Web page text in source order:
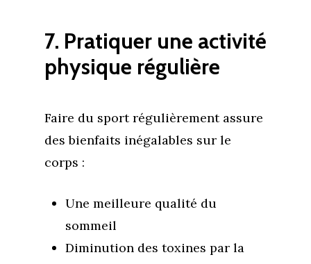
7. Pratiquer une activité
physique régulière
Faire du sport régulièrement assure
des bienfaits inégalables sur le
corps :
Une meilleure qualité du
sommeil
Diminution des toxines par la